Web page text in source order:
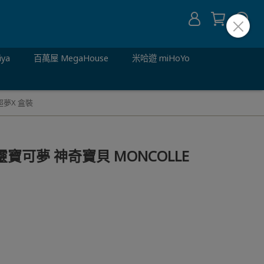
百萬屋 MegaHouse 米哈遊 miHoYo
夢X 盒裝
寶可夢 神奇寶貝 MONCOLLE